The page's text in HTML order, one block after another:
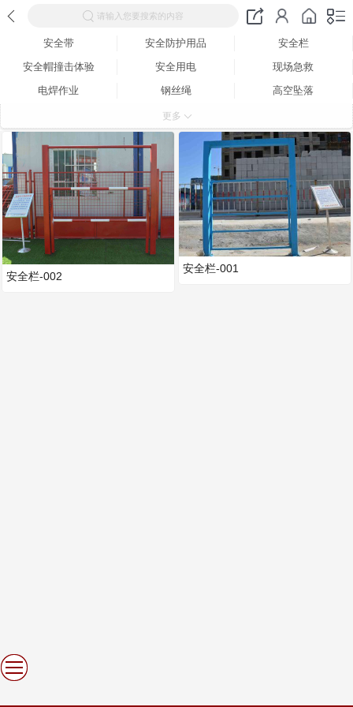
请输入您要搜索的内容
安全带 安全防护用品
安全栏
安全帽撞击体验
安全用电
现场急救
电焊作业
钢丝绳
高空坠落
平衡木
不锈钢
更多
安全栏-002
安全栏-001